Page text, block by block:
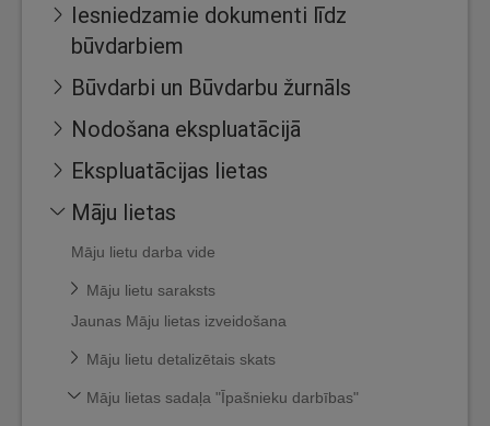
Iesniedzamie dokumenti līdz
būvdarbiem
Būvdarbi un Būvdarbu žurnāls
Nodošana ekspluatācijā
Ekspluatācijas lietas
Māju lietas
Māju lietu darba vide
Māju lietu saraksts
Jaunas Māju lietas izveidošana
Māju lietu detalizētais skats
Māju lietas sadaļa "Īpašnieku darbības"